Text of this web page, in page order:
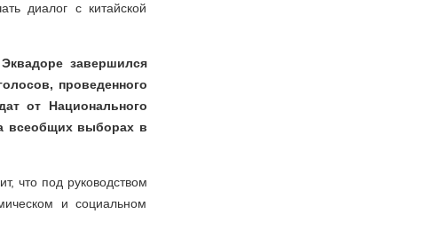
диалог с китайской
завершился
проведенного
от Национального
всеобщих выборах в
что под руководством
и социальном